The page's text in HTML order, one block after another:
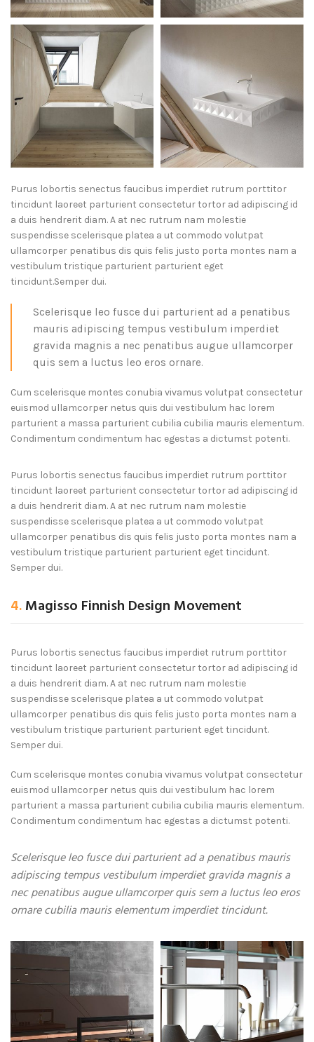
Purus lobortis senectus faucibus imperdiet rutrum porttitor
tincidunt laoreet parturient consectetur tortor ad adipiscing id
a duis hendrerit diam. A at nec rutrum nam molestie
suspendisse scelerisque platea a ut commodo volutpat
ullamcorper penatibus dis quis felis justo porta montes nam a
vestibulum tristique parturient parturient eget
tincidunt.Semper dui.
Scelerisque leo fusce dui parturient ad a penatibus
mauris adipiscing tempus vestibulum imperdiet
gravida magnis a nec penatibus augue ullamcorper
quis sem a luctus leo eros ornare.
Cum scelerisque montes conubia vivamus volutpat consectetur
euismod ullamcorper netus quis dui vestibulum hac lorem
parturient a massa parturient cubilia cubilia mauris elementum.
Condimentum condimentum hac egestas a dictumst potenti.
Purus lobortis senectus faucibus imperdiet rutrum porttitor
tincidunt laoreet parturient consectetur tortor ad adipiscing id
a duis hendrerit diam. A at nec rutrum nam molestie
suspendisse scelerisque platea a ut commodo volutpat
ullamcorper penatibus dis quis felis justo porta montes nam a
vestibulum tristique parturient parturient eget tincidunt.
Semper dui.
4.Magisso Finnish Design Movement
Purus lobortis senectus faucibus imperdiet rutrum porttitor
tincidunt laoreet parturient consectetur tortor ad adipiscing id
a duis hendrerit diam. A at nec rutrum nam molestie
suspendisse scelerisque platea a ut commodo volutpat
ullamcorper penatibus dis quis felis justo porta montes nam a
vestibulum tristique parturient parturient eget tincidunt.
Semper dui.
Cum scelerisque montes conubia vivamus volutpat consectetur
euismod ullamcorper netus quis dui vestibulum hac lorem
parturient a massa parturient cubilia cubilia mauris elementum.
Condimentum condimentum hac egestas a dictumst potenti.
Scelerisque leo fusce dui parturient ad a penatibus mauris
adipiscing tempus vestibulum imperdiet gravida magnis a
nec penatibus augue ullamcorper quis sem a luctus leo eros
ornare cubilia mauris elementum imperdiet tincidunt.